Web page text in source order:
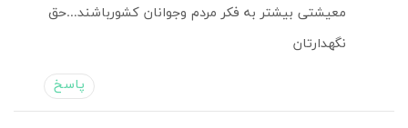
معیشتی بیشتر به فکر مردم وجوانان کشورباشند…حق
نگهدارتان
پاسخ